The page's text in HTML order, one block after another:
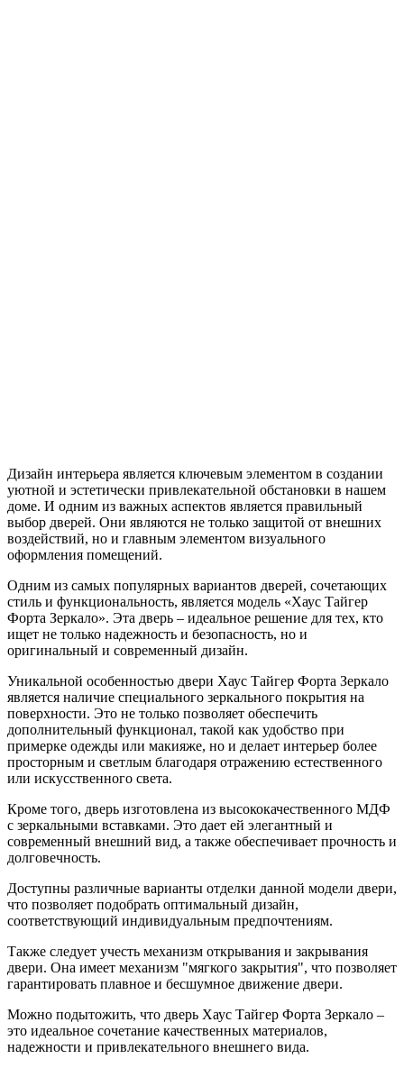
Дизайн интерьера является ключевым элементом в создании
уютной и эстетически привлекательной обстановки в нашем
доме. И одним из важных аспектов является правильный
выбор дверей. Они являются не только защитой от внешних
воздействий, но и главным элементом визуального
оформления помещений.
Одним из самых популярных вариантов дверей, сочетающих
стиль и функциональность, является модель «Хаус Тайгер
Форта Зеркало». Эта дверь – идеальное решение для тех, кто
ищет не только надежность и безопасность, но и
оригинальный и современный дизайн.
Уникальной особенностью двери Хаус Тайгер Форта Зеркало
является наличие специального зеркального покрытия на
поверхности. Это не только позволяет обеспечить
дополнительный функционал, такой как удобство при
примерке одежды или макияже, но и делает интерьер более
просторным и светлым благодаря отражению естественного
или искусственного света.
Кроме того, дверь изготовлена из высококачественного МДФ
с зеркальными вставками. Это дает ей элегантный и
современный внешний вид, а также обеспечивает прочность и
долговечность.
Доступны различные варианты отделки данной модели двери,
что позволяет подобрать оптимальный дизайн,
соответствующий индивидуальным предпочтениям.
Также следует учесть механизм открывания и закрывания
двери. Она имеет механизм "мягкого закрытия", что позволяет
гарантировать плавное и бесшумное движение двери.
Можно подытожить, что дверь Хаус Тайгер Форта Зеркало –
это идеальное сочетание качественных материалов,
надежности и привлекательного внешнего вида.